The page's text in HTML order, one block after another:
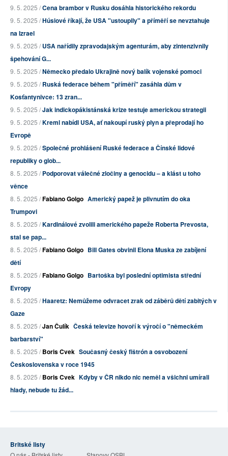
9. 5. 2025 /Cena brambor v Rusku dosáhla historického rekordu
9. 5. 2025 /Húsiové říkají, že USA "ustoupily" a příměří se nevztahuje
na Izrael
9. 5. 2025 /USA nařídily zpravodajským agenturám, aby zintenzivnily
špehování G...
9. 5. 2025 /Německo předalo Ukrajině nový balík vojenské pomoci
9. 5. 2025 /Ruská federace během "příměří" zasáhla dům v
Kosťantynivce: 13 zran...
9. 5. 2025 /Jak indickopákistánská krize testuje americkou strategii
9. 5. 2025 /Kreml nabídl USA, ať nakoupí ruský plyn a přeprodají ho
Evropě
9. 5. 2025 /Společné prohlášení Ruské federace a Čínské lidové
republiky o glob...
8. 5. 2025 /Podporovat válečné zločiny a genocidu – a klást u toho
věnce
8. 5. 2025 /Fabiano Golgo Americký papež je plivnutím do oka
Trumpovi
8. 5. 2025 /Kardinálové zvolili amerického papeže Roberta Prevosta,
stal se pap...
8. 5. 2025 /Fabiano Golgo Bill Gates obvinil Elona Muska ze zabíjení
dětí
8. 5. 2025 /Fabiano Golgo Bartoška byl poslední optimista střední
Evropy
8. 5. 2025 /Haaretz: Nemůžeme odvracet zrak od záběrů dětí zabitých v
Gaze
8. 5. 2025 /Jan Čulík Česká televize hovoří k výročí o "německém
barbarství"
8. 5. 2025 /Boris Cvek Současný český fištrón a osvobození
Československa v roce 1945
8. 5. 2025 /Boris Cvek Kdyby v ČR nikdo nic neměl a všichni umírali
hlady, nebude tu žád...
Britské listy